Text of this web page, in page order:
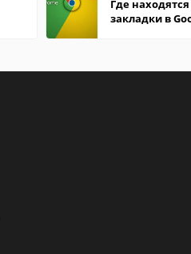
Где находятся
закладки в